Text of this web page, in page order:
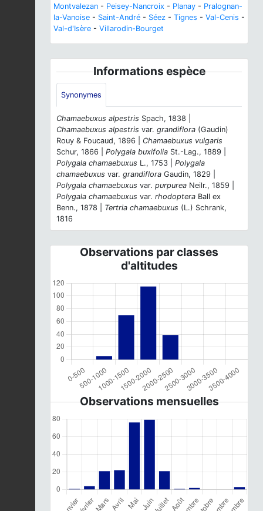
Montvalezan - Peisey-Nancroix - Planay - Pralognan-
la-Vanoise - Saint-André - Séez - Tignes - Val-Cenis -
Val-d'Isère - Villarodin-Bourget
Informations espèce
Synonymes
Chamaebuxus alpestris Spach, 1838 |
Chamaebuxus alpestris var. grandiflora (Gaudin)
Rouy & Foucaud, 1896 | Chamaebuxus vulgaris
Schur, 1866 | Polygala buxifolia St.-Lag., 1889 |
Polygala chamaebuxus L., 1753 | Polygala
chamaebuxus var. grandiflora Gaudin, 1829 |
Polygala chamaebuxus var. purpurea Neilr., 1859 |
Polygala chamaebuxus var. rhodoptera Ball ex
Benn., 1878 | Tertria chamaebuxus (L.) Schrank,
1816
Observations par classes
d'altitudes
Observations mensuelles